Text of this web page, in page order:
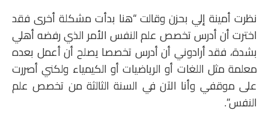
نظرت أمينة إلي بحزن وقالت “هنا بدأت مشكلة أخرى فقد
اخترت أن أدرس تخصص علم النفس الأمر الذي رفضه أهلي
بشدة، فقد أرادوني أن أدرس تخصصا يصلح أن أعمل بعده
معلمة مثل اللغات أو الرياضيات أو الكيمياء ولكني أصررت
على موقفي وأنا الآن في السنة الثالثة من تخصص علم
النفس”.